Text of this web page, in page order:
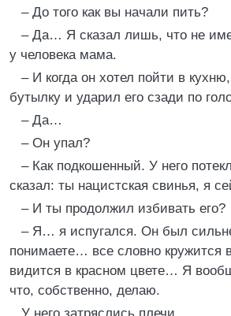
– До того как вы начали пить?
– Да… Я сказал лишь, что не
у человека мама.
– И когда он хотел пойти в
бутылку и ударил его сзади по
– Да…
– Он упал?
– Как подкошенный. У него
сказал: ты нацистская свинья, я
– И ты продолжил избивать его?
– Я… я испугался. Он был
понимаете… все словно кружится
видится в красном цвете… Я
что, собственно, делаю.